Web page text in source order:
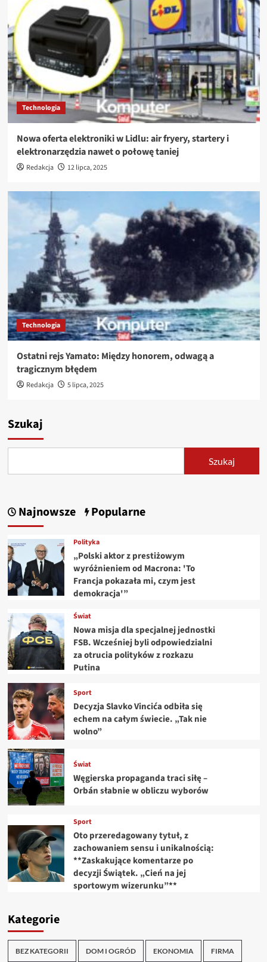
Technologia
Nowa oferta elektroniki w Lidlu: air fryery, startery i
elektronarzędzia nawet o połowę taniej
Redakcja 12 lipca, 2025
Technologia
Ostatni rejs Yamato: Między honorem, odwagą a
tragicznym błędem
Redakcja 5 lipca, 2025
Szukaj
Szukaj
Najnowsze Popularne
Polityka
„Polski aktor z prestiżowym
wyróżnieniem od Macrona: 'To
Francja pokazała mi, czym jest
demokracja'”
Świat
Nowa misja dla specjalnej jednostki
FSB. Wcześniej byli odpowiedzialni
za otrucia polityków z rozkazu
Putina
Sport
Decyzja Slavko Vincića odbiła się
echem na całym świecie. „Tak nie
wolno”
Świat
Węgierska propaganda traci siłę –
Orbán słabnie w obliczu wyborów
Sport
Oto przeredagowany tytuł, z
zachowaniem sensu i unikalnością:
**Zaskakujące komentarze po
decyzji Świątek. „Cień na jej
sportowym wizerunku”**
Kategorie
BEZ KATEGORII DOM I OGRÓD EKONOMIA FIRMA